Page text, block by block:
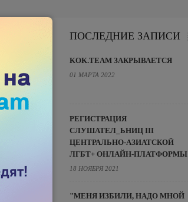
ПОСЛЕДНИЕ ЗАПИСИ
KOK.TEAM ЗАКРЫВАЕТСЯ
01 МАРТА 2022
РЕГИСТРАЦИЯ
СЛУШАТЕЛ_ЬНИЦ III
ЦЕНТРАЛЬНО-АЗИАТСКОЙ
ЛГБТ+ ОНЛАЙН-ПЛАТФОРМЫ
18 НОЯБРЯ 2021
"МЕНЯ ИЗБИЛИ, НАДО МНОЙ